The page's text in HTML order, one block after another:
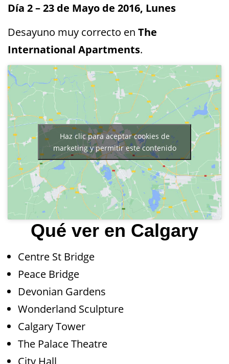
Día 2 – 23 de Mayo de 2016, Lunes
Desayuno muy correcto en The
International Apartments.
Haz clic para aceptar cookies de
marketing y permitir este contenido
Qué ver en Calgary
Centre St Bridge
Peace Bridge
Devonian Gardens
Wonderland Sculpture
Calgary Tower
The Palace Theatre
City Hall